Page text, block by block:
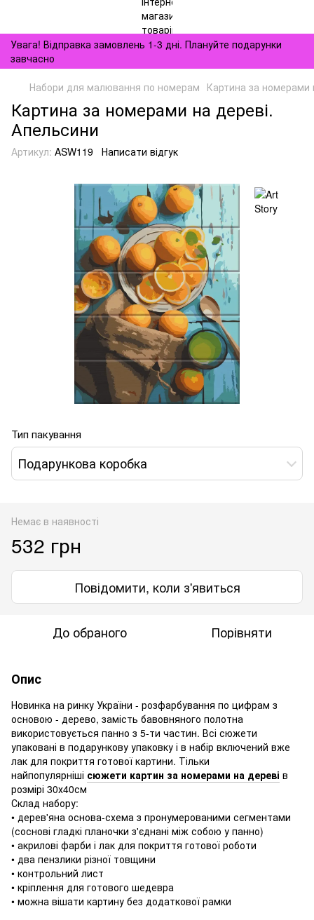
Увага! Відправка замовлень 1-3 дні. Плануйте подарунки
завчасно
Набори для малювання по номерам Картина за номерами
Картина за номерами на дереві.
Апельсини
Артикул: ASW119 Написати відгук
Тип пакування
Подарункова коробка
Немає в наявності
532 грн
Повідомити, коли з'явиться
До обраного Порівняти
Опис
Новинка на ринку України - розфарбування по цифрам з
основою - дерево, замість бавовняного полотна
використовується панно з 5-ти частин. Всі сюжети
упаковані в подарункову упаковку і в набір включений вже
лак для покриття готової картини. Тільки
найпопулярніші сюжети картин за номерами на дереві в
розмірі 30х40см
Склад набору:
• дерев'яна основа-схема з пронумерованими сегментами
(соснові гладкі планочки з'єднані між собою у панно)
• акрилові фарби і лак для покриття готової роботи
• два пензлики різної товщини
• контрольний лист
• кріплення для готового шедевра
• можна вішати картину без додаткової рамки